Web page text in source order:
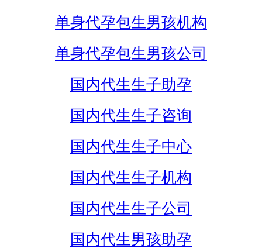
单身代孕包生男孩机构
单身代孕包生男孩公司
国内代生生子助孕
国内代生生子咨询
国内代生生子中心
国内代生生子机构
国内代生生子公司
国内代生男孩助孕